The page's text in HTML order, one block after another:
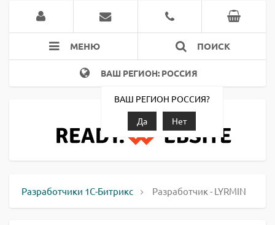
МЕНЮ ПОИСК
ВАШ РЕГИОН: РОССИЯ
ВАШ РЕГИОН РОССИЯ?
Да
Нет
Разработчики 1С-Битрикс Разработчик - LYRMIN